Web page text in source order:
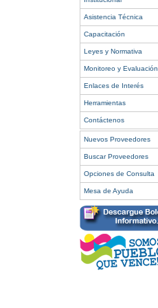
Asistencia Técnica
Capacitación
Leyes y Normativa
Monitoreo y Evaluación
Enlaces de Interés
Herramientas
Contáctenos
Nuevos Proveedores
Buscar Proveedores
Opciones de Consulta
Mesa de Ayuda